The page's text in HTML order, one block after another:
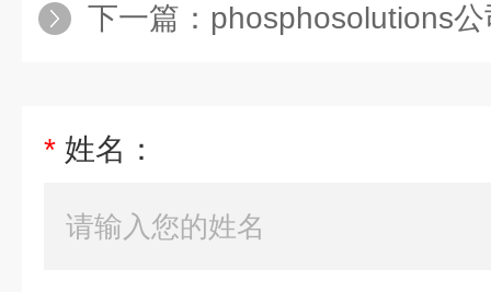
下一篇： phosphosolutions公司
* 姓名：